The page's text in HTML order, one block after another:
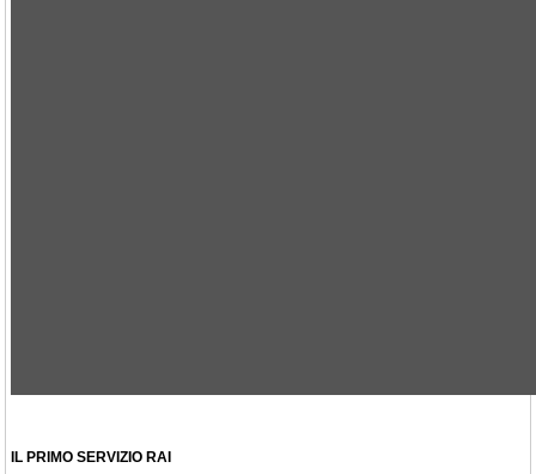
IL PRIMO SERVIZIO RAI